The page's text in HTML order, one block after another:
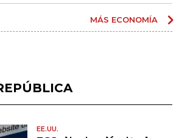
MÁS ECONOMÍA
EE.UU.